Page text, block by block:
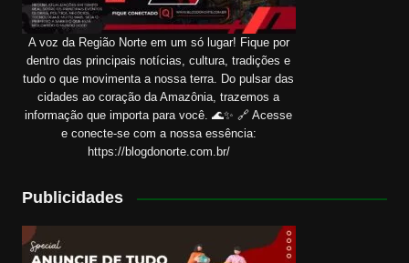
A voz da Região Norte em um só lugar! Fique por
dentro das principais notícias, cultura, tradições e
tudo o que movimenta a nossa terra. Do pulsar das
cidades ao coração da Amazônia, trazemos a
informação que importa para você. 🌊✨ 🔗 Acesse
e conecte-se com a nossa essência:
https://blogdonorte.com.br/
Publicidades